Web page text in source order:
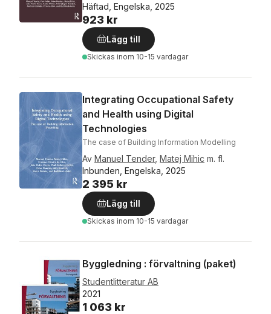
Häftad, Engelska, 2025
923 kr
Lägg till
Skickas inom 10-15 vardagar
Integrating Occupational Safety
and Health using Digital
Technologies
The case of Building Information Modelling
Av Manuel Tender, Matej Mihic m. fl.
Inbunden, Engelska, 2025
2 395 kr
Lägg till
Skickas inom 10-15 vardagar
Byggledning : förvaltning (paket)
Studentlitteratur AB
2021
1 063 kr